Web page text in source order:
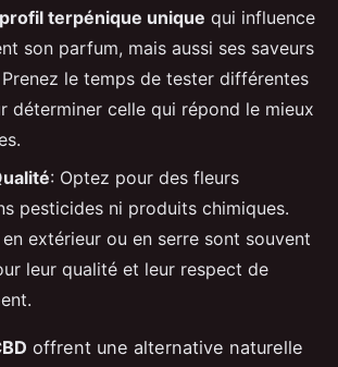
profil terpénique unique qui influence
son parfum, mais aussi ses saveurs
le temps de tester différentes
déterminer celle qui répond le mieux
: Optez pour des fleurs
pesticides ni produits chimiques.
extérieur ou en serre sont souvent
leur qualité et leur respect de
offrent une alternative naturelle